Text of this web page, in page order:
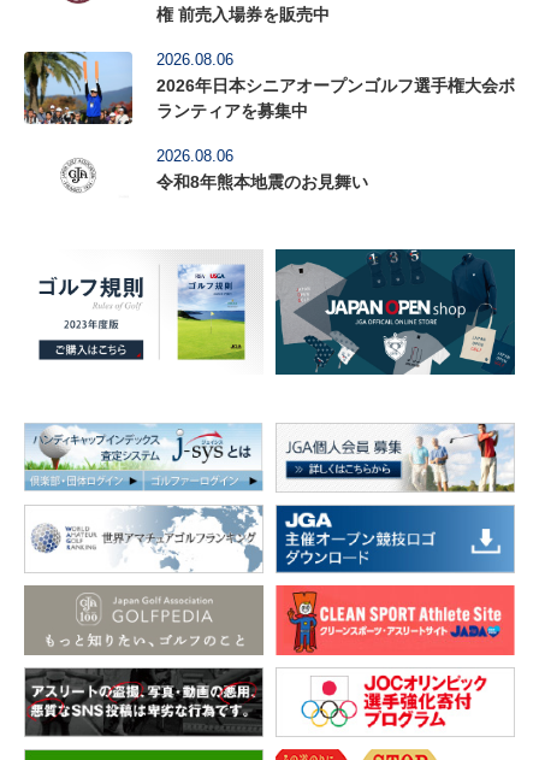
権 前売入場券を販売中
2026.08.06
2026年日本シニアオープンゴルフ選手権大会ボ
ランティアを募集中
2026.08.06
令和8年熊本地震のお見舞い